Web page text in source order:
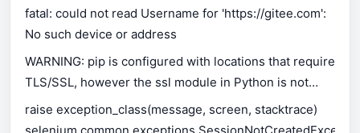
fatal: could not read Username for 'https://gitee.com':
No such device or address
WARNING: pip is configured with locations that require
TLS/SSL, however the ssl module in Python is not
available.
raise exception_class(message, screen, stacktrace)